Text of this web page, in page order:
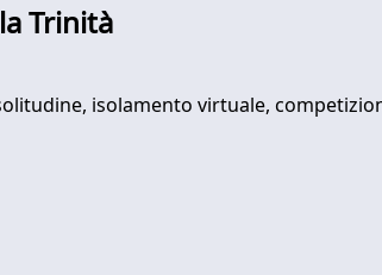
Trinità
isolamento virtuale,